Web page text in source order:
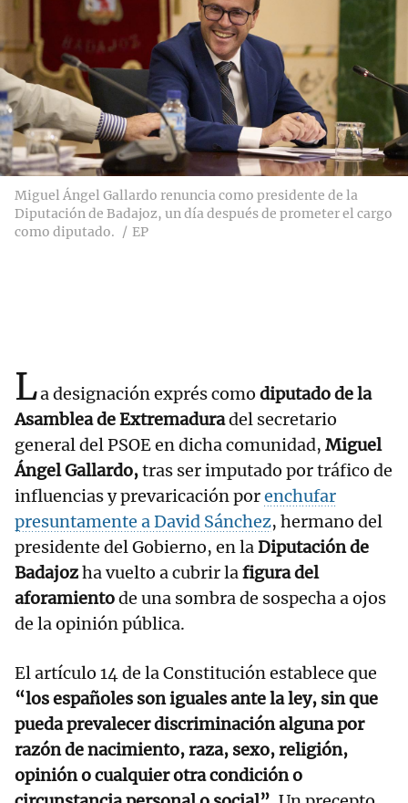
Miguel Ángel Gallardo renuncia como presidente de la
Diputación de Badajoz, un día después de prometer el cargo
como diputado.
EP
La designación exprés como diputado de la
Asamblea de Extremaduradel secretario
general del PSOE en dicha comunidad, Miguel
Ángel Gallardo,tras ser imputado por tráfico de
influencias y prevaricación porenchufar
presuntamente a David Sánchez, hermano del
presidente del Gobierno, en laDiputación de
Badajozha vuelto a cubrir lafigura del
aforamientode una sombra de sospecha a ojos
de la opinión pública.
El artículo 14 de la Constitución establece que
“los españoles son iguales ante la ley, sin que
pueda prevalecer discriminación alguna por
razón de nacimiento, raza, sexo, religión,
opinión o cualquier otra condición o